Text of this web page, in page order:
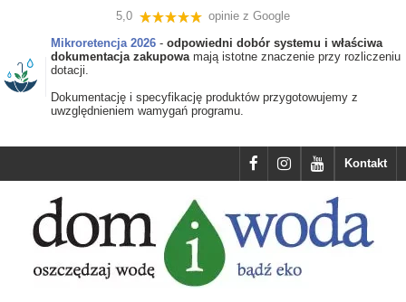
5,0
opinie z Google
Mikroretencja 2026 - odpowiedni dobór systemu i właściwa
dokumentacja zakupowamają istotne znaczenie przy rozliczeniu
dotacji.
Dokumentację i specyfikację produktów przygotowujemy z
uwzględnieniem wamygań programu.
Kontakt